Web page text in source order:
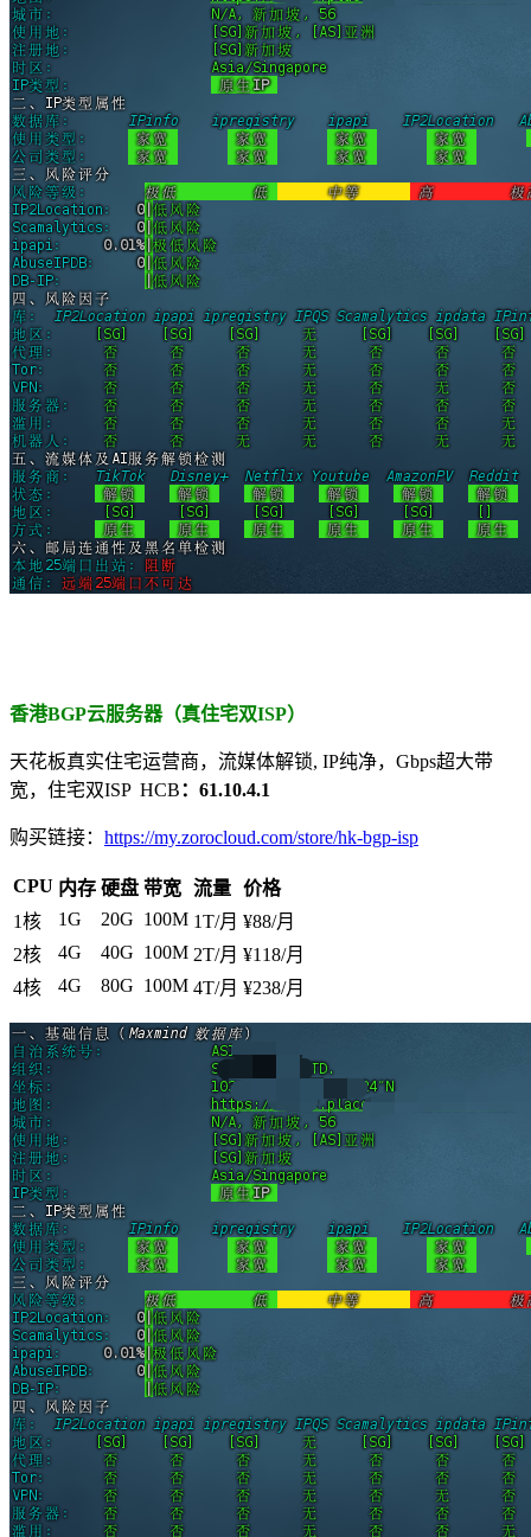
香港BGP云服务器（真住宅双ISP）
天花板真实住宅运营商，流媒体解锁, IP纯净，Gbps超大带
宽，住宅双ISP HCB：61.10.4.1
购买链接： https://my.zorocloud.com/store/hk-bgp-isp
CPU 内存 硬盘 带宽 流量 价格
1核
1G 20G 100M 1T/月 ¥88/月
2核
4G 40G 100M 2T/月 ¥118/月
4核
4G 80G 100M 4T/月 ¥238/月